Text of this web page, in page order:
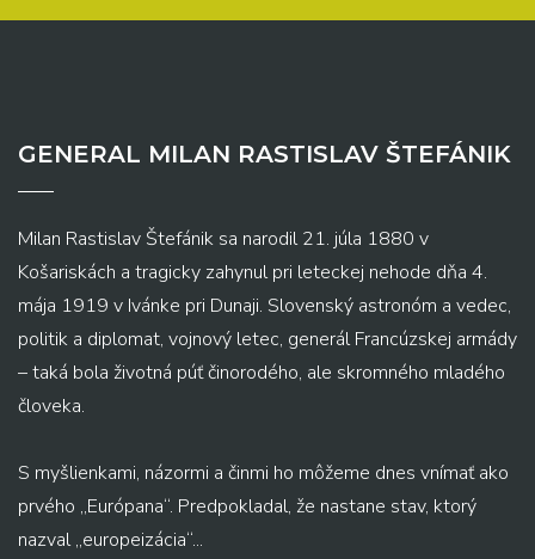
GENERAL MILAN RASTISLAV ŠTEFÁNIK
Milan Rastislav Štefánik sa narodil 21. júla 1880 v
Košariskách a tragicky zahynul pri leteckej nehode dňa 4.
mája 1919 v Ivánke pri Dunaji. Slovenský astronóm a vedec,
politik a diplomat, vojnový letec, generál Francúzskej armády
– taká bola životná púť činorodého, ale skromného mladého
človeka.
S myšlienkami, názormi a činmi ho môžeme dnes vnímať ako
prvého „Európana“. Predpokladal, že nastane stav, ktorý
nazval „europeizácia“...